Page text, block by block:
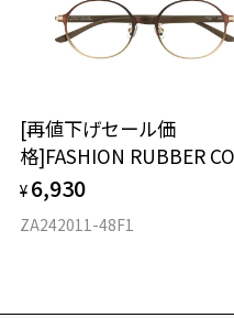
[再値下げセール価
格]FASHION RUBBER
¥ 6,930
ZA242011-48F1